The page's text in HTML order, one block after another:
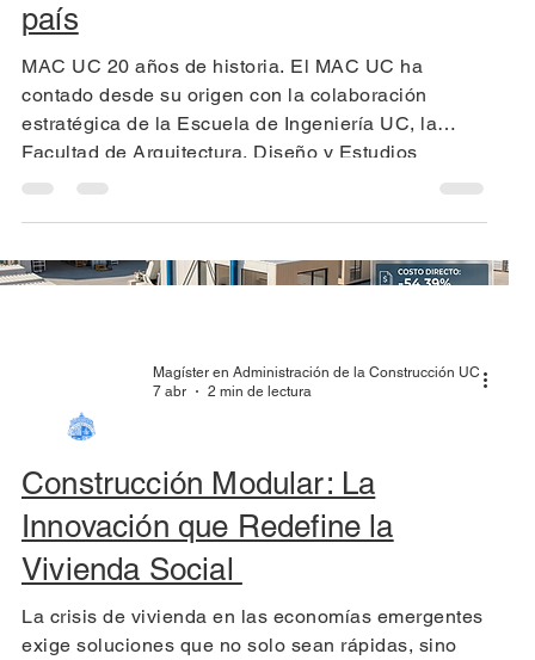
país
MAC UC 20 años de historia. El MAC UC ha
contado desde su origen con la colaboración
estratégica de la Escuela de Ingeniería UC, la
Facultad de Arquitectura, Diseño y Estudios
Urbanos UC y la CChC.
Magíster en Administración de la Construcción UC
7 abr
2 min de lectura
Construcción Modular: La
Innovación que Redefine la
Vivienda Social
La crisis de vivienda en las economías emergentes
exige soluciones que no solo sean rápidas, sino